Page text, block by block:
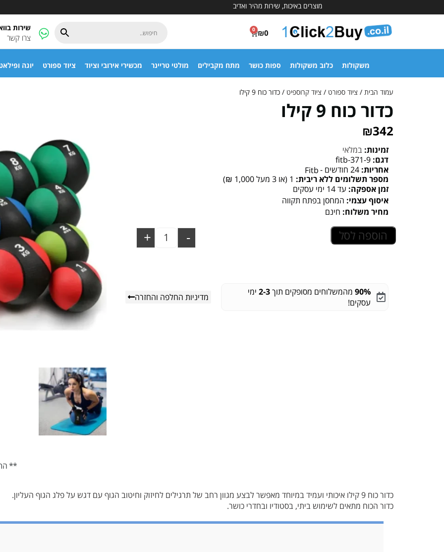
מוצרים באיכות, שירות מהיר ואדיב
₪0
0 שירות
צרו קשר
משקולות כלוב משקולות ספות כושר מתח מקבילים מולטי טריינר מכשירי אירובי וציוד ציוד ספורט יוגה
עמוד הבית / ציוד ספורט / ציוד קרוספיט / כדור כוח 9 קילו
כדור כוח 9 קילו
₪342
זמינות: במלאי
דגם: fitb-371-9
אחריות: 24 חודשים -
Fitb
מספר תשלומים ללא ריבית: 1 (או 3 מעל 1,000 ₪)
זמן אספקה: עד 14 ימי עסקים
איסוף עצמי: המחסן בפתח תקווה
מחיר משלוח: חינם
-
+ הוספה לסל
90% מהמשלוחים מסופקים תוך2-3 ימי
עסקים!
מדיניות החלפה והחזרה
**
כדור כוח 9 קילו איכותי ועמיד במיוחד מאפשר לבצע מגוון רחב של תרגילים לחיזוק וחיטוב הגוף עם דגש על פלג הגוף העליון.
כדור הכוח מתאים לשימוש ביתי, בסטודיו ובחדרי כושר.